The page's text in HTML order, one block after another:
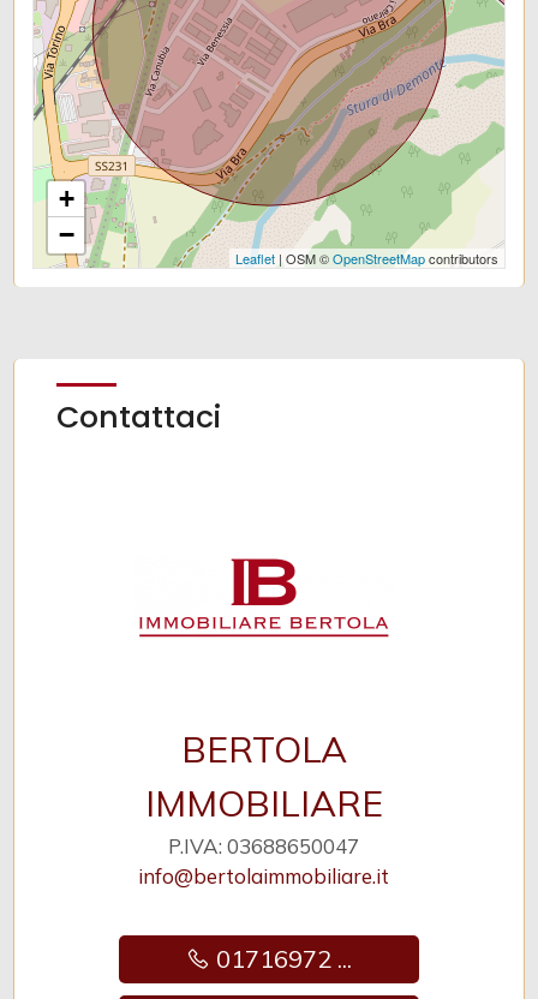
Bar
Uffici postali
Centri commerciali
Uffici comunali
+
−
Leaflet| OSM ©OpenStreetMapcontributors
Contattaci
BERTOLA
IMMOBILIARE
P.IVA: 03688650047
info@bertolaimmobiliare.it
01716972 ...